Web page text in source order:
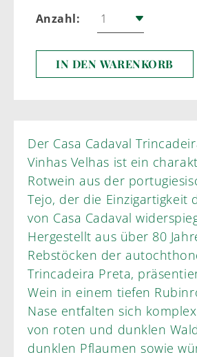
Anzahl:
IN DEN WARENKORB
Der Casa Cadaval
Vinhas Velhas ist ein
Rotwein aus der
Tejo, der die Einzigartigkeit
von Casa Cadaval
Hergestellt aus über 80
Rebstöcken der
Trincadeira Preta,
Wein in einem tiefen
Nase entfalten sich
von roten und dunklen
dunklen Pflaumen sowie